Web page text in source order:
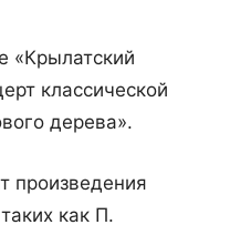
«Крылатский
классической
дерева».
произведения
как П.